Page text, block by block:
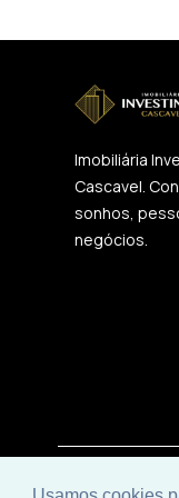
Imobiliária
Cascavel.
sonhos,
negócios.